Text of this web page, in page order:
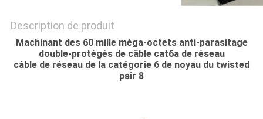
Description de produit
Machinant des 60 mille méga-octets anti-parasitage
double-protégés de câble cat6a de réseau
câble de réseau de la catégorie 6 de noyau du twisted
pair 8